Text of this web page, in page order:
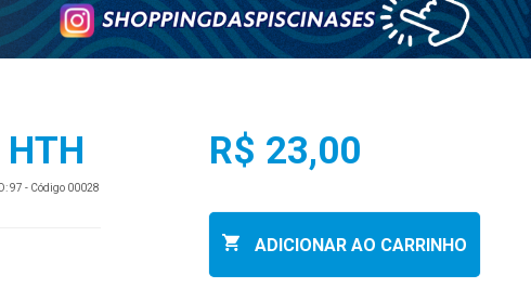
ID: 97 - Código 00028
R$ 23,00
ADICIONAR AO CARRINHO